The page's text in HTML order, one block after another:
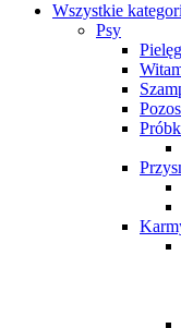
Wszystkie
Psy